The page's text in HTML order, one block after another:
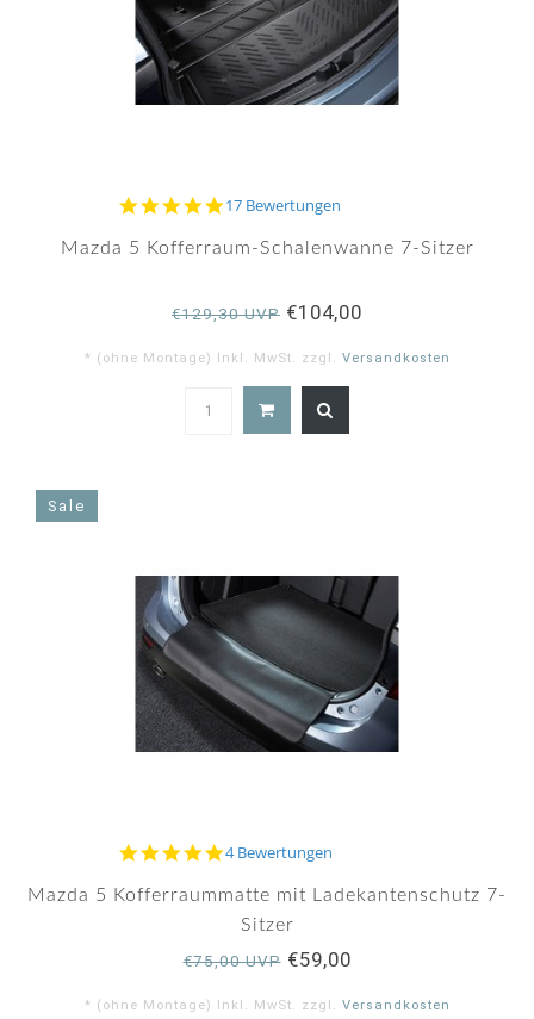
4.9
rating
17 Bewertungen
Mazda 5 Kofferraum-Schalenwanne 7-Sitzer
€129,30 UVP €104,00
* (ohne Montage) Inkl. MwSt. zzgl. Versandkosten
Sale
5.0
rating
4 Bewertungen
Mazda 5 Kofferraummatte mit Ladekantenschutz 7-
Sitzer
€75,00 UVP€59,00
* (ohne Montage) Inkl. MwSt. zzgl. Versandkosten